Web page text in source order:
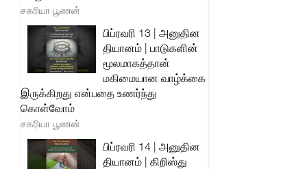
சகரியா பூணன்
பிப்ரவரி 13 | அனுதின
தியானம் | பாடுகளின்
மூலமாகத்தான்
மகிமையான வாழ்க்கை
இருக்கிறது என்பதை உணர்ந்து
கொள்வோம்
சகரியா பூணன்
பிப்ரவரி 14 | அனுதின
தியானம் | கிறிஸ்து